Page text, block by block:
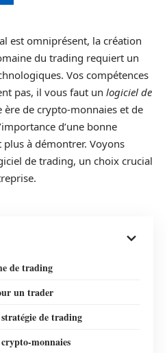
est omniprésent, la création
du trading requiert un
Vos compétences
pas, il vous faut un logiciel de
ère de crypto-monnaies et de
d’une bonne
plus à démontrer. Voyons
de trading, un choix crucial
de trading
un trader
de trading
monnaies